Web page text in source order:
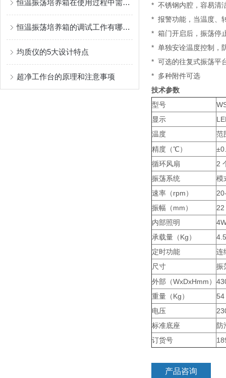
恒温振荡培养箱在使用过程中需要注意哪些注意事项？
恒温振荡培养箱的调试工作有哪些？
均质仪的5大设计特点
超净工作台的原理和注意事项
* 不锈钢内腔，容易清
* 报警功能，当温度、
* 箱门开启后，振荡停
* 单独安诠温度控制，
* 可选的往复式振荡平
* 多种附件可选
技术参数
型号
显示
温度
范
精度（℃）
循环风扇
2
振荡系统
模
速率（rpm）
振幅（mm）
22
内部照明
承载量（Kg）
定时功能
连
尺寸
振
外部（WxDxHmm）
重量（Kg）
54
电压
标准底座
防
订货号
产品咨询